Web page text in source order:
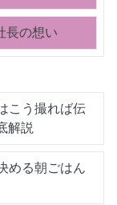
長の想い
こう撮れば伝
解説
める朝ごはん